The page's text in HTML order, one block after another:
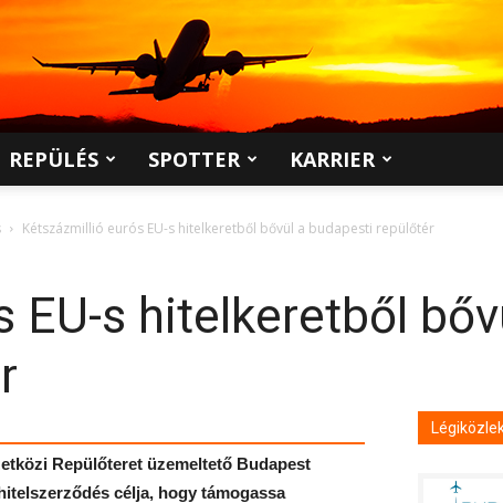
REPÜLÉS SPOTTER KARRIER
Kétszázmillió eurós EU-s hitelkeretből bővül a budapesti repülőtér
EU-s hitelkeretből
Repülőteret üzemeltető Budapest
célja, hogy támogassa